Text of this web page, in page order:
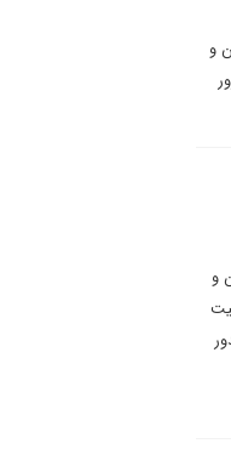
و
و